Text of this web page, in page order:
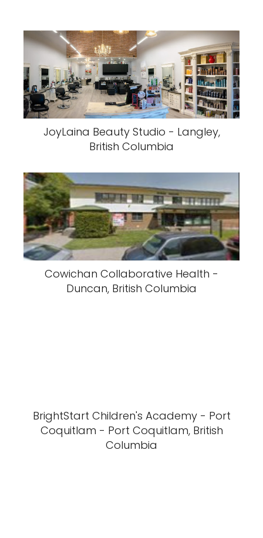
JoyLaina Beauty Studio - Langley,
British Columbia
Cowichan Collaborative Health -
Duncan, British Columbia
BrightStart Children's Academy - Port
Coquitlam - Port Coquitlam, British
Columbia